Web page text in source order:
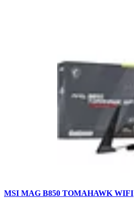
MSI MAG B850 TOMAHAWK WIFI